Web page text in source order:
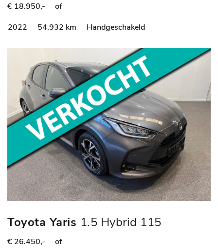
€ 18.950,-
of
2022
54.932 km Handgeschakeld
Toyota Yaris 1.5 Hybrid 115
Dynamic
€ 26.450,-
of